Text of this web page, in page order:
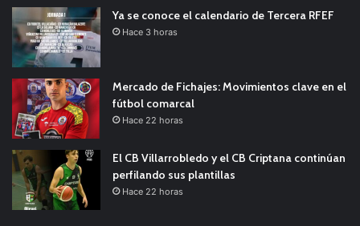
Ya se conoce el calendario de Tercera RFEF
Hace 3 horas
Mercado de Fichajes: Movimientos clave en el
fútbol comarcal
Hace 22 horas
El CB Villarrobledo y el CB Criptana continúan
perfilando sus plantillas
Hace 22 horas